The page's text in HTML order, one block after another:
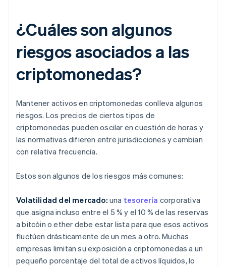
¿Cuáles son algunos
riesgos asociados a las
criptomonedas?
Mantener activos en criptomonedas conlleva algunos
riesgos. Los precios de ciertos tipos de
criptomonedas pueden oscilar en cuestión de horas y
las normativas difieren entre jurisdicciones y cambian
con relativa frecuencia.
Estos son algunos de los riesgos más comunes:
Volatilidad del mercado: una tesorería corporativa
que asigna incluso entre el 5 % y el 10 % de las reservas
a bitcóin o ether debe estar lista para que esos activos
fluctúen drásticamente de un mes a otro. Muchas
empresas limitan su exposición a criptomonedas a un
pequeño porcentaje del total de activos líquidos, lo